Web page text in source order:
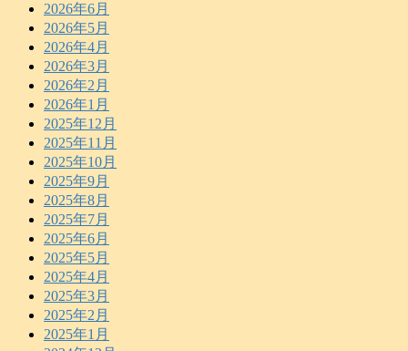
2026年6月
2026年5月
2026年4月
2026年3月
2026年2月
2026年1月
2025年12月
2025年11月
2025年10月
2025年9月
2025年8月
2025年7月
2025年6月
2025年5月
2025年4月
2025年3月
2025年2月
2025年1月